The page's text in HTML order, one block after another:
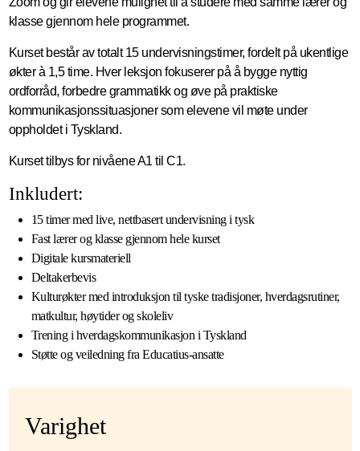
klasse gjennom hele programmet.
Kurset består av totalt 15 undervisningstimer, fordelt på ukentlige
økter à 1,5 time. Hver leksjon fokuserer på å bygge nyttig
ordforråd, forbedre grammatikk og øve på praktiske
kommunikasjonssituasjoner som elevene vil møte under
oppholdet i Tyskland.
Kurset tilbys for nivåene A1 til C1.
Inkludert:
15 timer med live, nettbasert undervisning i tysk
Fast lærer og klasse gjennom hele kurset
Digitale kursmateriell
Deltakerbevis
Kulturøkter med introduksjon til tyske tradisjoner, hverdagsrutiner,
matkultur, høytider og skoleliv
Trening i hverdagskommunikasjon i Tyskland
Støtte og veiledning fra Educatius-ansatte
Varighet